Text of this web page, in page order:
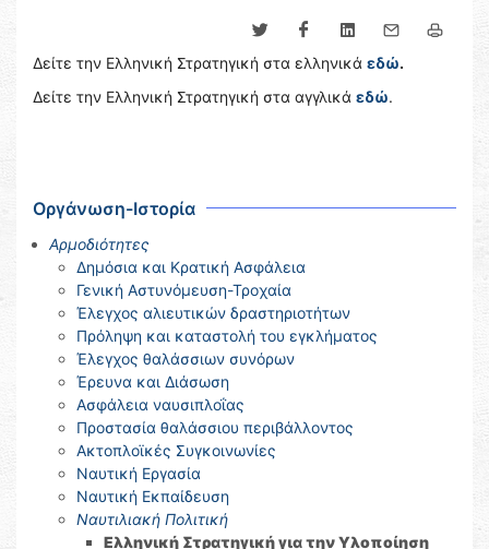
Δείτε την Ελληνική Στρατηγική στα ελληνικά εδώ.
Δείτε την Ελληνική Στρατηγική στα αγγλικά εδώ.
Οργάνωση-Ιστορία
Αρμοδιότητες
Δημόσια και Κρατική Ασφάλεια
Γενική Αστυνόμευση-Τροχαία
Έλεγχος αλιευτικών δραστηριοτήτων
Πρόληψη και καταστολή του εγκλήματος
Έλεγχος θαλάσσιων συνόρων
Έρευνα και Διάσωση
Ασφάλεια ναυσιπλοΐας
Προστασία θαλάσσιου περιβάλλοντος
Ακτοπλοϊκές Συγκοινωνίες
Ναυτική Εργασία
Ναυτική Εκπαίδευση
Ναυτιλιακή Πολιτική
Ελληνική Στρατηγική για την Υλοποίηση